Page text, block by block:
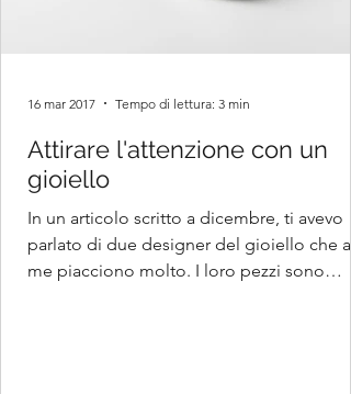
Attirare l'attenzione con un
gioiello
In un articolo scritto a dicembre, ti avevo
parlato di due designer del gioiello che a
me piacciono molto. I loro pezzi sono
16 mar 2017 Tempo di lettura: 3 min